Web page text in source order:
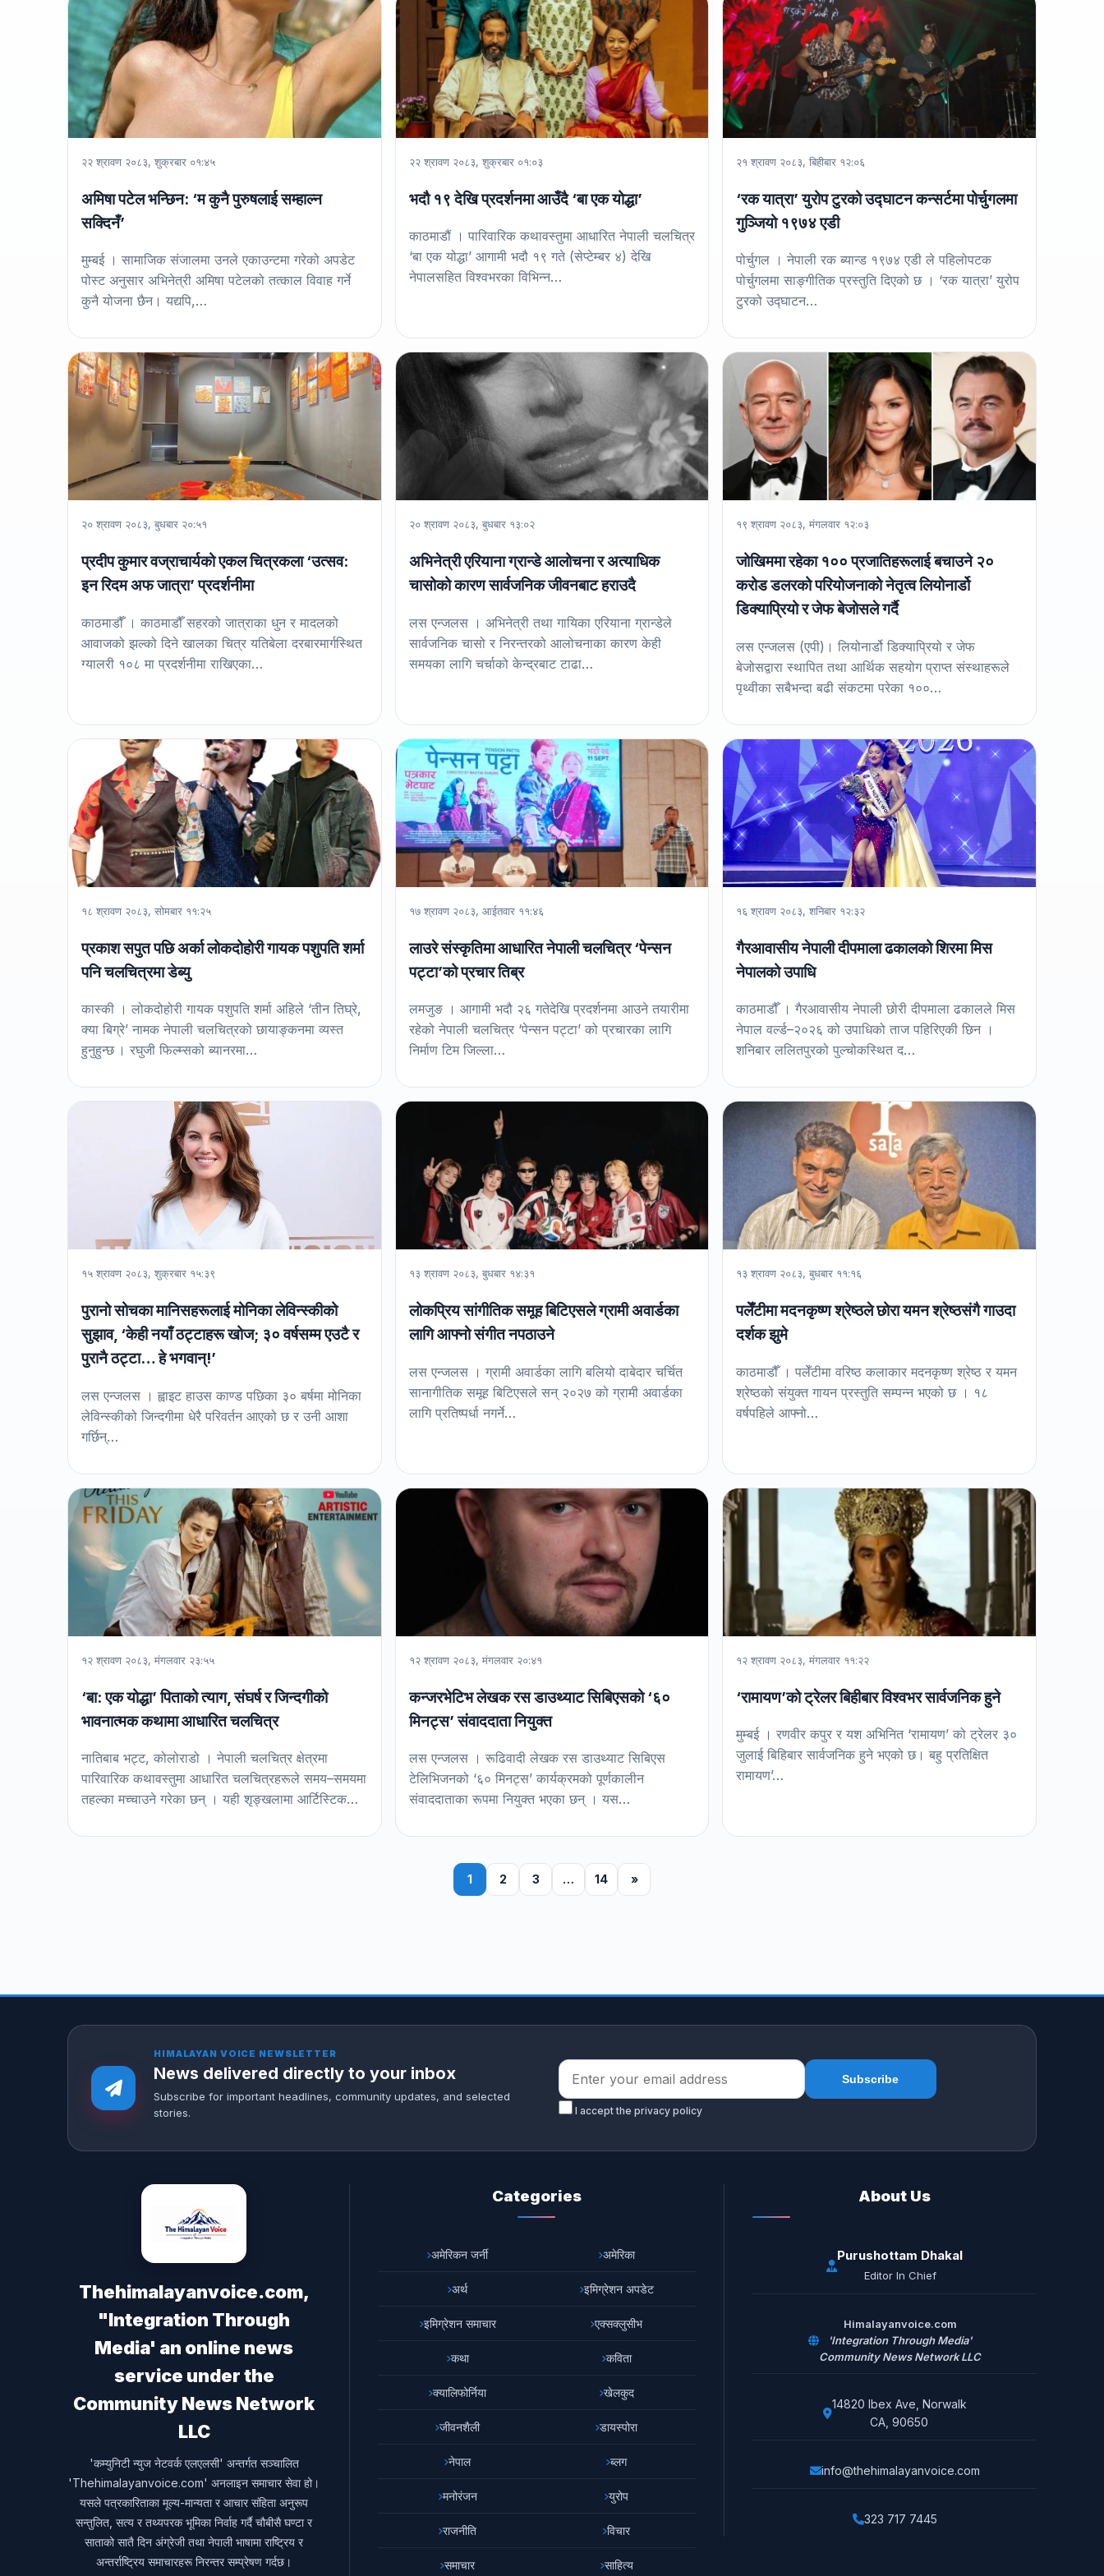
२२ श्रावण २०८३, शुक्रबार ०१:४५
अमिषा पटेल भन्छिन: ‘म कुनै पुरुषलाई सम्हाल्न
सक्दिनँ’
मुम्बई । सामाजिक संजालमा उनले एकाउन्टमा गरेको अपडेट
पोस्ट अनुसार अभिनेत्री अमिषा पटेलको तत्काल विवाह गर्ने
कुनै योजना छैन। यद्यपि,…
२२ श्रावण २०८३, शुक्रबार ०१:०३
भदौ १९ देखि प्रदर्शनमा आउँदै ‘बा एक योद्धा’
काठमाडौं । पारिवारिक कथावस्तुमा आधारित नेपाली चलचित्र
‘बा एक योद्धा’ आगामी भदौ १९ गते (सेप्टेम्बर ४) देखि
नेपालसहित विश्वभरका विभिन्न…
२१ श्रावण २०८३, बिहीबार १२:०६
‘रक यात्रा’ युरोप टुरको उद्घाटन कन्सर्टमा पोर्चुगलमा
गुञ्जियो १९७४ एडी
पोर्चुगल । नेपाली रक ब्यान्ड १९७४ एडी ले पहिलोपटक
पोर्चुगलमा साङ्गीतिक प्रस्तुति दिएको छ । ‘रक यात्रा’ युरोप
टुरको उद्घाटन…
२० श्रावण २०८३, बुधबार २०:५१
प्रदीप कुमार वज्राचार्यको एकल चित्रकला ‘उत्सव:
इन रिदम अफ जात्रा’ प्रदर्शनीमा
काठमाडौँ । काठमाडौँ सहरको जात्राका धुन र मादलको
आवाजको झल्को दिने खालका चित्र यतिबेला दरबारमार्गस्थित
ग्यालरी १०८ मा प्रदर्शनीमा राखिएका…
२० श्रावण २०८३, बुधबार १३:०२
अभिनेत्री एरियाना ग्रान्डे आलोचना र अत्याधिक
चासोको कारण सार्वजनिक जीवनबाट हराउदै
लस एन्जलस । अभिनेत्री तथा गायिका एरियाना ग्रान्डेले
सार्वजनिक चासो र निरन्तरको आलोचनाका कारण केही
समयका लागि चर्चाको केन्द्रबाट टाढा…
१९ श्रावण २०८३, मंगलवार १२:०३
जोखिममा रहेका १०० प्रजातिहरूलाई बचाउने २०
करोड डलरको परियोजनाको नेतृत्व लियोनार्डो
डिक्याप्रियो र जेफ बेजोसले गर्दै
लस एन्जलस (एपी)। लियोनार्डो डिक्याप्रियो र जेफ
बेजोसद्वारा स्थापित तथा आर्थिक सहयोग प्राप्त संस्थाहरूले
पृथ्वीका सबैभन्दा बढी संकटमा परेका १००…
१८ श्रावण २०८३, सोमबार ११:२५
प्रकाश सपुत पछि अर्का लोकदोहोरी गायक पशुपति शर्मा
पनि चलचित्रमा डेब्यु
कास्की । लोकदोहोरी गायक पशुपति शर्मा अहिले ‘तीन तिघ्रे,
क्या बिग्रे’ नामक नेपाली चलचित्रको छायाङ्कनमा व्यस्त
हुनुहुन्छ । रघुजी फिल्म्सको ब्यानरमा…
१७ श्रावण २०८३, आईतवार ११:४६
लाउरे संस्कृतिमा आधारित नेपाली चलचित्र ‘पेन्सन
पट्टा’को प्रचार तिब्र
लमजुङ । आगामी भदौ २६ गतेदेखि प्रदर्शनमा आउने तयारीमा
रहेको नेपाली चलचित्र ‘पेन्सन पट्टा’ को प्रचारका लागि
निर्माण टिम जिल्ला…
१६ श्रावण २०८३, शनिबार १२:३२
गैरआवासीय नेपाली दीपमाला ढकालको शिरमा मिस
नेपालको उपाधि
काठमाडौँ । गैरआवासीय नेपाली छोरी दीपमाला ढकालले मिस
नेपाल वर्ल्ड–२०२६ को उपाधिको ताज पहिरिएकी छिन ।
शनिबार ललितपुरको पुल्चोकस्थित द…
१५ श्रावण २०८३, शुक्रबार १५:३९
पुरानो सोचका मानिसहरूलाई मोनिका लेविन्स्कीको
सुझाव, ‘केही नयाँ ठट्टाहरू खोज; ३० वर्षसम्म एउटै र
पुरानै ठट्टा… हे भगवान्!’
लस एन्जलस । ह्वाइट हाउस काण्ड पछिका ३० बर्षमा मोनिका
लेविन्स्कीको जिन्दगीमा धेरै परिवर्तन आएको छ र उनी आशा
गर्छिन्…
१३ श्रावण २०८३, बुधबार १४:३१
लोकप्रिय सांगीतिक समूह बिटिएसले ग्रामी अवार्डका
लागि आफ्नो संगीत नपठाउने
लस एन्जलस । ग्रामी अवार्डका लागि बलियो दाबेदार चर्चित
सानागीतिक समूह बिटिएसले सन् २०२७ को ग्रामी अवार्डका
लागि प्रतिष्पर्धा नगर्ने…
१३ श्रावण २०८३, बुधबार ११:१६
पलेँटीमा मदनकृष्ण श्रेष्ठले छोरा यमन श्रेष्ठसंगै गाउदा
दर्शक झुमे
काठमाडौँ । पलेँटीमा वरिष्ठ कलाकार मदनकृष्ण श्रेष्ठ र यमन
श्रेष्ठको संयुक्त गायन प्रस्तुति सम्पन्न भएको छ । १८
वर्षपहिले आफ्नो…
१२ श्रावण २०८३, मंगलवार २३:५५
‘बा: एक योद्धा’ पिताको त्याग, संघर्ष र जिन्दगीको
भावनात्मक कथामा आधारित चलचित्र
नातिबाब भट्ट, कोलोराडो । नेपाली चलचित्र क्षेत्रमा
पारिवारिक कथावस्तुमा आधारित चलचित्रहरूले समय–समयमा
तहल्का मच्चाउने गरेका छन् । यही शृङ्खलामा आर्टिस्टिक…
१२ श्रावण २०८३, मंगलवार २०:४१
कन्जरभेटिभ लेखक रस डाउथ्याट सिबिएसको ‘६०
मिनट्स’ संवाददाता नियुक्त
लस एन्जलस । रूढिवादी लेखक रस डाउथ्याट सिबिएस
टेलिभिजनको ‘६० मिनट्स’ कार्यक्रमको पूर्णकालीन
संवाददाताका रूपमा नियुक्त भएका छन् । यस…
१२ श्रावण २०८३, मंगलवार ११:२२
‘रामायण’को ट्रेलर बिहीबार विश्वभर सार्वजनिक हुने
मुम्बई । रणवीर कपुर र यश अभिनित ‘रामायण’ को ट्रेलर ३०
जुलाई बिहिबार सार्वजनिक हुने भएको छ। बहु प्रतिक्षित
रामायण’…
1 2 3 … 14 »
HIMALAYAN VOICE NEWSLETTER
News delivered directly to your inbox
Subscribe for important headlines, community updates, and selected
stories.
I accept the privacy policy
Thehimalayanvoice.com,
"Integration Through
Media' an online news
service under the
Community News Network
LLC
'कम्युनिटी न्युज नेटवर्क एलएलसी' अन्तर्गत सञ्चालित
'Thehimalayanvoice.com' अनलाइन समाचार सेवा हो।
यसले पत्रकारिताका मूल्य-मान्यता र आचार संहिता अनुरूप
सन्तुलित, सत्य र तथ्यपरक भूमिका निर्वाह गर्दै चौबीसै घण्टा र
साताको सातै दिन अंग्रेजी तथा नेपाली भाषामा राष्ट्रिय र
अन्तर्राष्ट्रिय समाचारहरू निरन्तर सम्प्रेषण गर्दछ।
Categories
अमेरिकन जर्नी अमेरिका
अर्थ इमिग्रेशन अपडेट
इमिग्रेशन समाचार एक्सक्लुसीभ
कथा कविता
क्यालिफोर्निया खेलकुद
जीवनशैली डायस्पोरा
नेपाल ब्लग
मनोरंजन युरोप
राजनीति विचार
समाचार साहित्य
About Us
Purushottam Dhakal
Editor In Chief
Himalayanvoice.com
'Integration Through Media'
Community News Network LLC
14820 Ibex Ave, Norwalk
CA, 90650
info@thehimalayanvoice.com
323 717 7445